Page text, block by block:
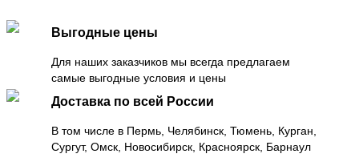
Выгодные цены
Для наших заказчиков мы всегда предлагаем
самые выгодные условия и цены
Доставка по всей России
В том числе в Пермь, Челябинск, Тюмень, Курган,
Сургут, Омск, Новосибирск, Красноярск, Барнаул